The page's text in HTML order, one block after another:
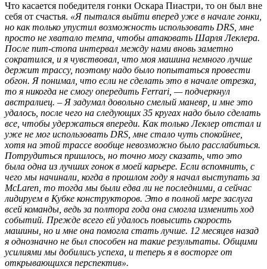
Что касается победителя гонки Оскара Пиастри, то он был вне
себя от счастья. «Я пытался выйти вперед уже в начале гонки,
но как только упустил возможность использовать DRS, мне
просто не хватало темпа, чтобы атаковать Шарля Леклера.
После пит-стопа интервал между нами вновь заметно
сократился, и я чувствовал, что моя машина немного лучше
держит трассу, поэтому надо было попытаться провести
обгон. Я понимал, что если не сделать это в начале отрезка,
то я никогда не смогу опередить Ferrari, — подчеркнул
австралиец. – Я задумал довольно смелый маневр, и мне это
удалось, после чего на следующих 35 кругах надо было сделать
все, чтобы удержаться впереди. Как только Леклер отстал и
уже не мог использовать DRS, мне стало чуть спокойнее,
хотя на этой трассе вообще невозможно было расслабиться.
Потрудиться пришлось, но точно могу сказать, что это
была одна из лучших гонок в моей карьере. Если вспомнить, с
чего мы начинали, когда в прошлом году я начал выступать за
McLaren, то тогда мы были едва ли не последними, а сейчас
лидируем в Кубке конструкторов. Это в полной мере заслуга
всей команды, ведь за полтора года она смогла изменить ход
событий. Прежде всего ей удалось повысить скорость
машины, но и мне она помогла стать лучше. 12 месяцев назад
я однозначно не был способен на такие результаты. Общими
усилиями мы добились успеха, и теперь я в восторге от
открывающихся перспектив».